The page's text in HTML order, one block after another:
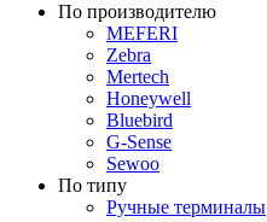
По производителю
MEFERI
Zebra
Mertech
Honeywell
Bluebird
G-Sense
Sewoo
По типу
Ручные терминалы